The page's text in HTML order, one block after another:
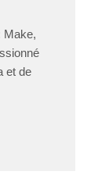
Make,
et de